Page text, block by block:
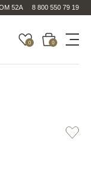
52А 8 800 550 79 19
0 0